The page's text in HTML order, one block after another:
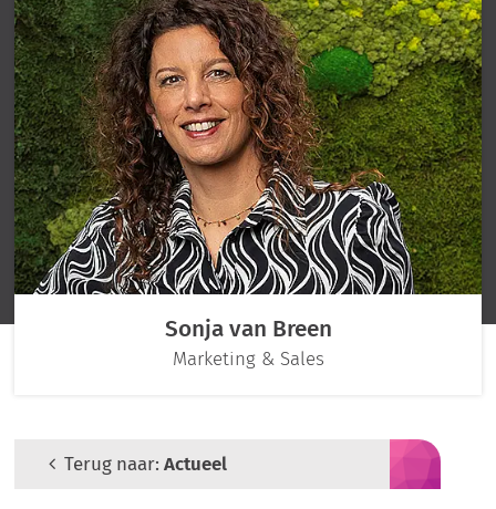
Sonja van Breen
Marketing & Sales
Terug naar:Actueel